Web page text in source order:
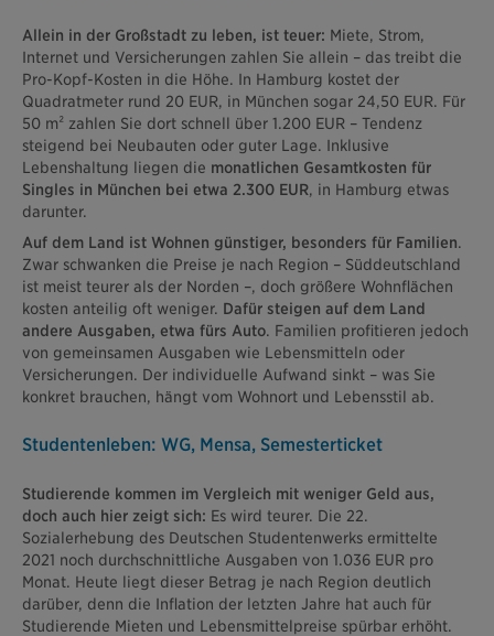
Allein in der Großstadt zu leben, ist teuer: Miete, Strom,
Internet und Versicherungen zahlen Sie allein – das treibt die
Pro-Kopf-Kosten in die Höhe. In Hamburg kostet der
Quadratmeter rund 20 EUR, in München sogar 24,50 EUR. Für
50 m² zahlen Sie dort schnell über 1.200 EUR – Tendenz
steigend bei Neubauten oder guter Lage. Inklusive
Lebenshaltung liegen die monatlichen Gesamtkosten für
Singles in München bei etwa 2.300 EUR, in Hamburg etwas
darunter.
Auf dem Land ist Wohnen günstiger, besonders für Familien.
Zwar schwanken die Preise je nach Region – Süddeutschland
ist meist teurer als der Norden –, doch größere Wohnflächen
kosten anteilig oft weniger. Dafür steigen auf dem Land
andere Ausgaben, etwa fürs Auto. Familien profitieren jedoch
von gemeinsamen Ausgaben wie Lebensmitteln oder
Versicherungen. Der individuelle Aufwand sinkt – was Sie
konkret brauchen, hängt vom Wohnort und Lebensstil ab.
Studentenleben: WG, Mensa, Semesterticket
Studierende kommen im Vergleich mit weniger Geld aus,
doch auch hier zeigt sich: Es wird teurer. Die 22.
Sozialerhebung des Deutschen Studentenwerks ermittelte
2021 noch durchschnittliche Ausgaben von 1.036 EUR pro
Monat. Heute liegt dieser Betrag je nach Region deutlich
darüber, denn die Inflation der letzten Jahre hat auch für
Studierende Mieten und Lebensmittelpreise spürbar erhöht.